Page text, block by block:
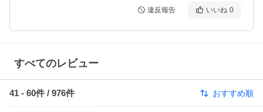
違反報告 いいね 0
すべてのレビュー
41 - 60件 / 976件 おすすめ順